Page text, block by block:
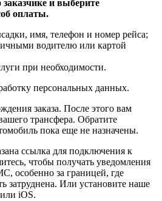
и выберите
оплаты.
имя, телефон и номер рейса;
водителю или картой
при необходимости.
персональных данных.
заказа. После этого вам
трансфера. Обратите
пока еще не назначены.
ссылка для подключения к
чтобы получать уведомления
особенно за границей, где
затруднена. Или установите наше
iOS.